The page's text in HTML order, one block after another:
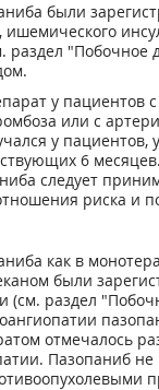
были
раздел "Побочное
у
или с
у пациентов,
6
следует
риска и
как в
были
(см. раздел
отмечалось
Пазопаниб не